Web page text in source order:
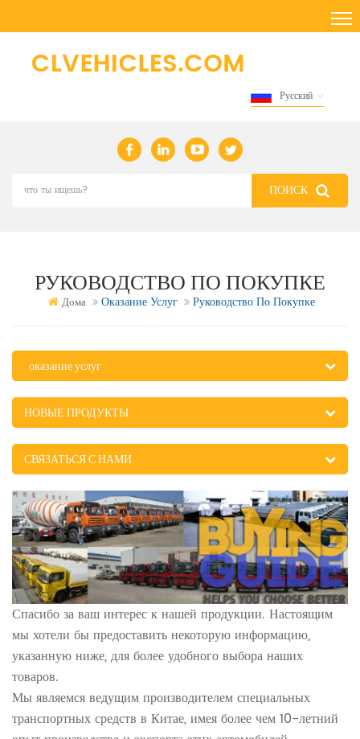
Русский
РУКОВОДСТВО ПО ПОКУПКЕ
Дома Оказание Услуг Руководство По Покупке
оказание услуг
НОВЫЕ ПРОДУКТЫ
СВЯЗАТЬСЯ С НАМИ
Спасибо за ваш интерес к нашей продукции. Настоящим
мы хотели бы предоставить некоторую информацию,
указанную ниже, для более удобного выбора наших
товаров.
Мы являемся ведущим производителем специальных
транспортных средств в Китае, имея более чем 10-летний